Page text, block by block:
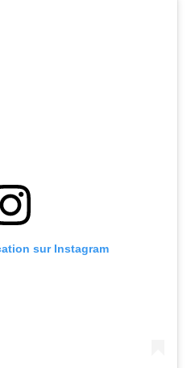
sur Instagram